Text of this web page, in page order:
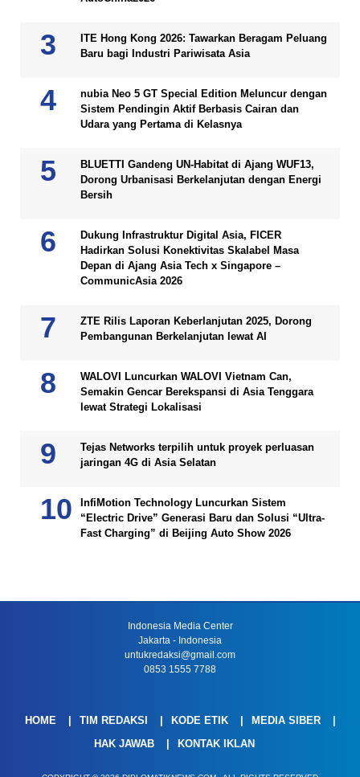
ITE Hong Kong 2026: Tawarkan Beragam Peluang
Baru bagi Industri Pariwisata Asia
nubia Neo 5 GT Special Edition Meluncur dengan
Sistem Pendingin Aktif Berbasis Cairan dan
Udara yang Pertama di Kelasnya
BLUETTI Gandeng UN-Habitat di Ajang WUF13,
Dorong Urbanisasi Berkelanjutan dengan Energi
Bersih
Dukung Infrastruktur Digital Asia, FICER
Hadirkan Solusi Konektivitas Skalabel Masa
Depan di Ajang Asia Tech x Singapore –
CommunicAsia 2026
ZTE Rilis Laporan Keberlanjutan 2025, Dorong
Pembangunan Berkelanjutan lewat AI
WALOVI Luncurkan WALOVI Vietnam Can,
Semakin Gencar Berekspansi di Asia Tenggara
lewat Strategi Lokalisasi
Tejas Networks terpilih untuk proyek perluasan
jaringan 4G di Asia Selatan
InfiMotion Technology Luncurkan Sistem
“Electric Drive” Generasi Baru dan Solusi “Ultra-
Fast Charging” di Beijing Auto Show 2026
Indonesia Media Center
Jakarta - Indonesia
untukredaksi@gmail.com
0853 1555 7788
HOME TIM REDAKSI KODE ETIK
MEDIA SIBER
HAK JAWAB
KONTAK IKLAN